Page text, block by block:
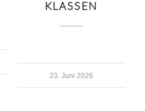
KLASSEN
23. Juni 2026